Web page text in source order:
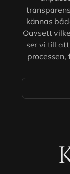
kännas
Oavsett
ser vi till